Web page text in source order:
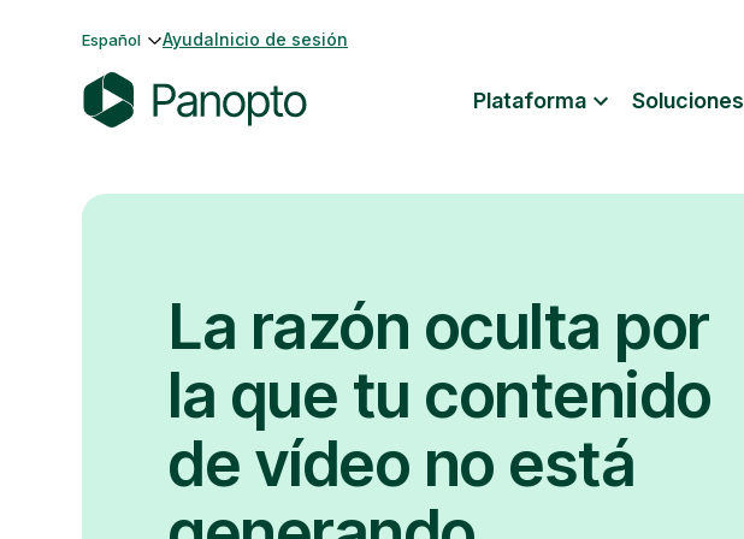
contenido
Español AyudaInicio de sesión
n
Plataforma Soluciones
La razón oculta por
la que tu contenido
de vídeo no está